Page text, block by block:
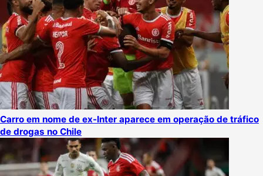
Carro em nome de ex-Inter aparece em operação de tráfico
de drogas no Chile